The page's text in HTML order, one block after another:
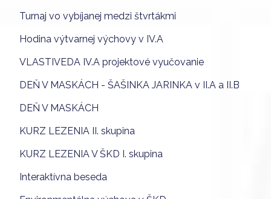
Turnaj vo vybíjanej medzi štvrtákmi
Hodina výtvarnej výchovy v IV.A
VLASTIVEDA IV.A projektové vyučovanie
DEŇ V MASKÁCH - ŠAŠINKA JARINKA v II.A a II.B
DEŇ V MASKÁCH
KURZ LEZENIA II. skupina
KURZ LEZENIA V ŠKD I. skupina
Interaktívna beseda